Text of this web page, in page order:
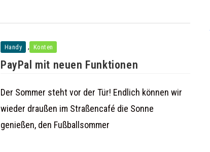
Handy , Konten
PayPal mit neuen Funktionen
Der Sommer steht vor der Tür! Endlich können wir
wieder draußen im Straßencafé die Sonne
genießen, den Fußballsommer